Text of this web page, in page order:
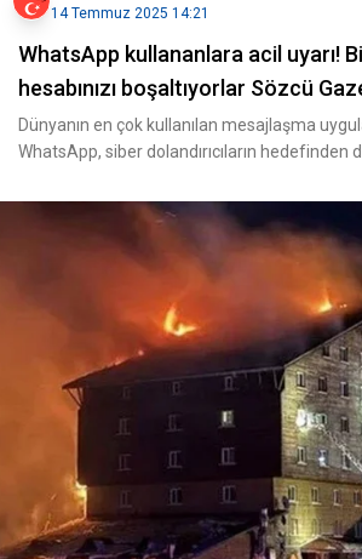
14 Temmuz 2025 14:21
WhatsApp kullananlara acil uyarı!
hesabınızı boşaltıyorlar Sözcü
Dünyanın en çok kullanılan mesajlaşma
WhatsApp, siber dolandırıcıların hedefinden